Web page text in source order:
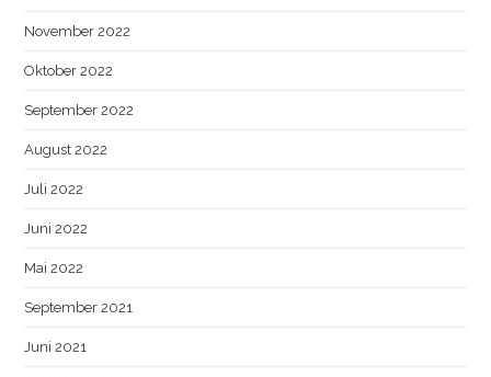
November 2022
Oktober 2022
September 2022
August 2022
Juli 2022
Juni 2022
Mai 2022
September 2021
Juni 2021